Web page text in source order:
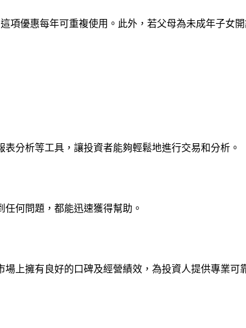
項優惠每年可重複使用。此外，若父母為未成年子女
分析等工具，讓投資者能夠輕鬆地進行交易和分析。
何問題，都能迅速獲得幫助。
上擁有良好的口碑及經營績效，為投資人提供專業可